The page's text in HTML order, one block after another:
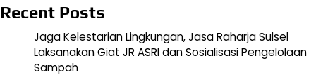
Recent Posts
Jaga Kelestarian Lingkungan, Jasa Raharja Sulsel
Laksanakan Giat JR ASRI dan Sosialisasi Pengelolaan
Sampah